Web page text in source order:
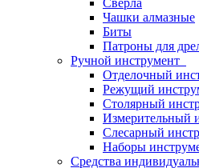
Сверла
Чашки алмазные
Биты
Патроны для
Ручной инструмент
Отделочный
Режущий
Столярный
Измерительный
Слесарный
Наборы
Средства